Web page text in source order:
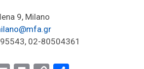
9, Milano
02-80504361